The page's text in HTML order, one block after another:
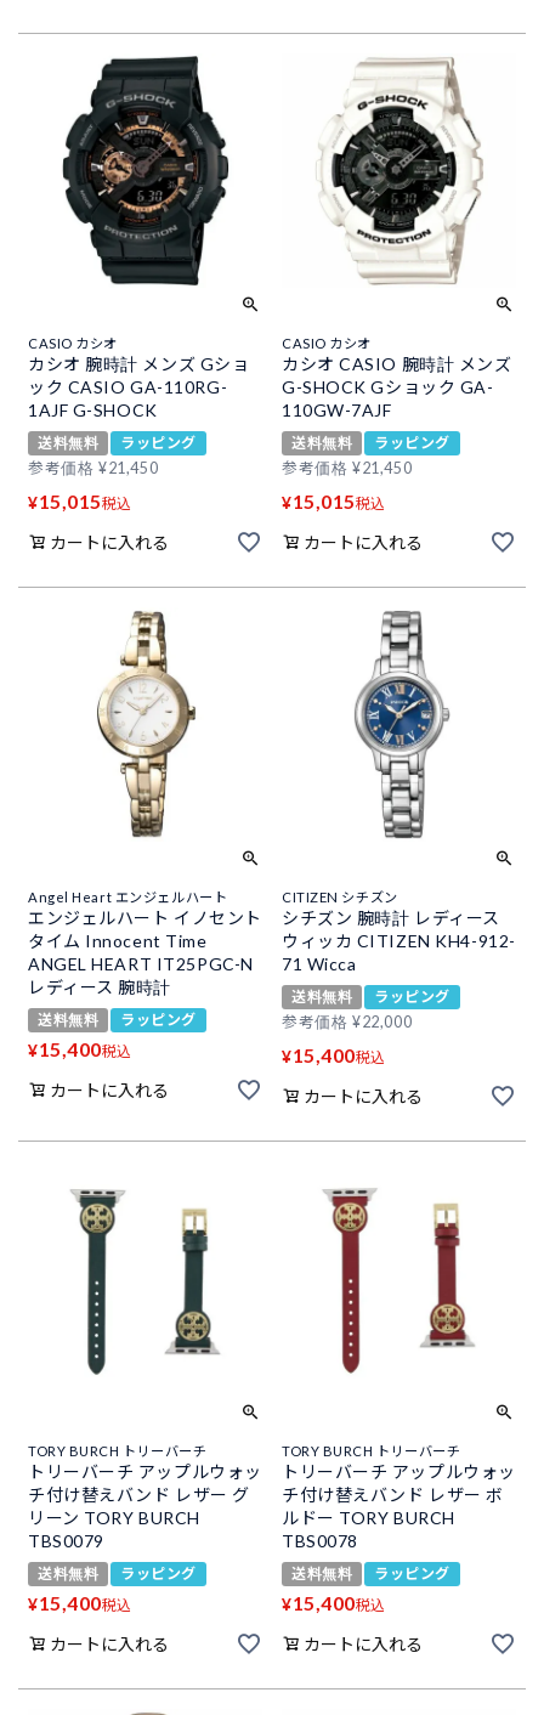
CASIO カシオ
カシオ 腕時計 メンズ Gショ
ック CASIO GA-110RG-
1AJF G-SHOCK
送料無料
ラッピング
参考価格 ¥21,450
¥15,015税込
カートに入れる
CASIO カシオ
カシオ CASIO 腕時計 メンズ
G-SHOCK Gショック GA-
110GW-7AJF
送料無料
ラッピング
参考価格 ¥21,450
¥15,015税込
カートに入れる
Angel Heart エンジェルハート
エンジェルハート イノセント
タイム Innocent Time
ANGEL HEART IT25PGC-N
レディース 腕時計
送料無料 ラッピング
¥15,400税込
カートに入れる
CITIZEN シチズン
シチズン 腕時計 レディース
ウィッカ CITIZEN KH4-912-
71 Wicca
送料無料
ラッピング
参考価格 ¥22,000
¥15,400税込
カートに入れる
TORY BURCH トリーバーチ
トリーバーチ アップルウォッ
チ付け替えバンド レザー グ
リーン TORY BURCH
TBS0079
送料無料 ラッピング
¥15,400税込
カートに入れる
TORY BURCH トリーバーチ
トリーバーチ アップルウォッ
チ付け替えバンド レザー ボ
ルドー TORY BURCH
TBS0078
送料無料 ラッピング
¥15,400税込
カートに入れる